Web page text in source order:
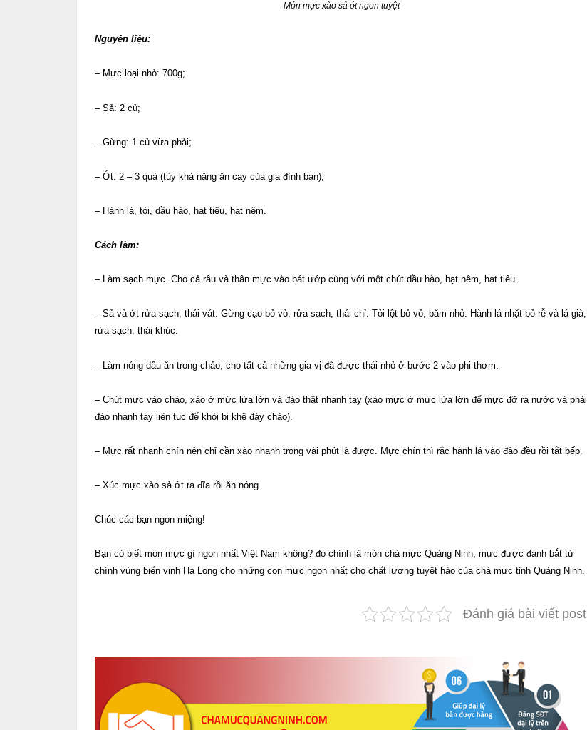
Món mực xào sả ớt ngon tuyệt
Nguyên liệu:
– Mực loại nhỏ: 700g;
– Sả: 2 củ;
– Gừng: 1 củ vừa phải;
– Ớt: 2 – 3 quả (tùy khả năng ăn cay của gia đình bạn);
– Hành lá, tỏi, dầu hào, hạt tiêu, hạt nêm.
Cách làm:
– Làm sạch mực. Cho cả râu và thân mực vào bát ướp cùng với một chút dầu hào, hạt nêm, hạt tiêu.
– Sả và ớt rửa sạch, thái vát. Gừng cạo bỏ vỏ, rửa sạch, thái chỉ. Tỏi lột bỏ vỏ, băm nhỏ. Hành lá nhặt bỏ rễ và lá già,
rửa sạch, thái khúc.
– Làm nóng dầu ăn trong chảo, cho tất cả những gia vị đã được thái nhỏ ở bước 2 vào phi thơm.
– Chút mực vào chảo, xào ở mức lửa lớn và đảo thật nhanh tay (xào mực ở mức lửa lớn để mực đỡ ra nước và phải
đảo nhanh tay liên tục để khỏi bị khê đáy chảo).
– Mực rất nhanh chín nên chỉ cần xào nhanh trong vài phút là được. Mực chín thì rắc hành lá vào đảo đều rồi tắt bếp.
– Xúc mực xào sả ớt ra đĩa rồi ăn nóng.
Chúc các bạn ngon miệng!
Bạn có biết món mực gì ngon nhất Việt Nam không? đó chính là món chả mực Quảng Ninh, mực được đánh bắt từ
chính vùng biển vịnh Hạ Long cho những con mực ngon nhất cho chất lượng tuyệt hảo của chả mực tỉnh Quảng Ninh.
Đánh giá bài viết post